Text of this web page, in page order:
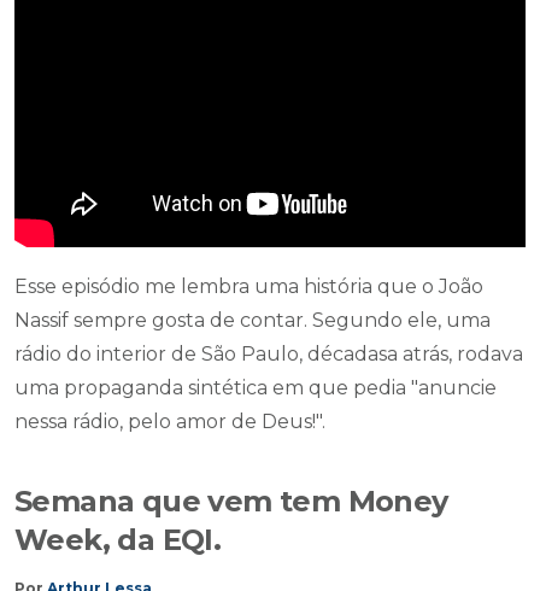
Esse episódio me lembra uma história que o João
Nassif sempre gosta de contar. Segundo ele, uma
rádio do interior de São Paulo, décadasa atrás, rodava
uma propaganda sintética em que pedia "anuncie
nessa rádio, pelo amor de Deus!".
Semana que vem tem Money
Week, da EQI.